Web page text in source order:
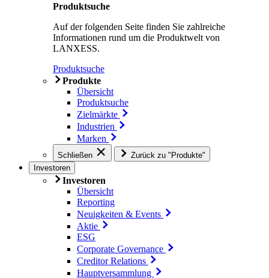
Produktsuche
Auf der folgenden Seite finden Sie zahlreiche
Informationen rund um die Produktwelt von
LANXESS.
Produktsuche
Produkte
Übersicht
Produktsuche
Zielmärkte
Industrien
Marken
Schließen
Zurück zu "Produkte"
Investoren
Investoren
Übersicht
Reporting
Neuigkeiten & Events
Aktie
ESG
Corporate Governance
Creditor Relations
Hauptversammlung